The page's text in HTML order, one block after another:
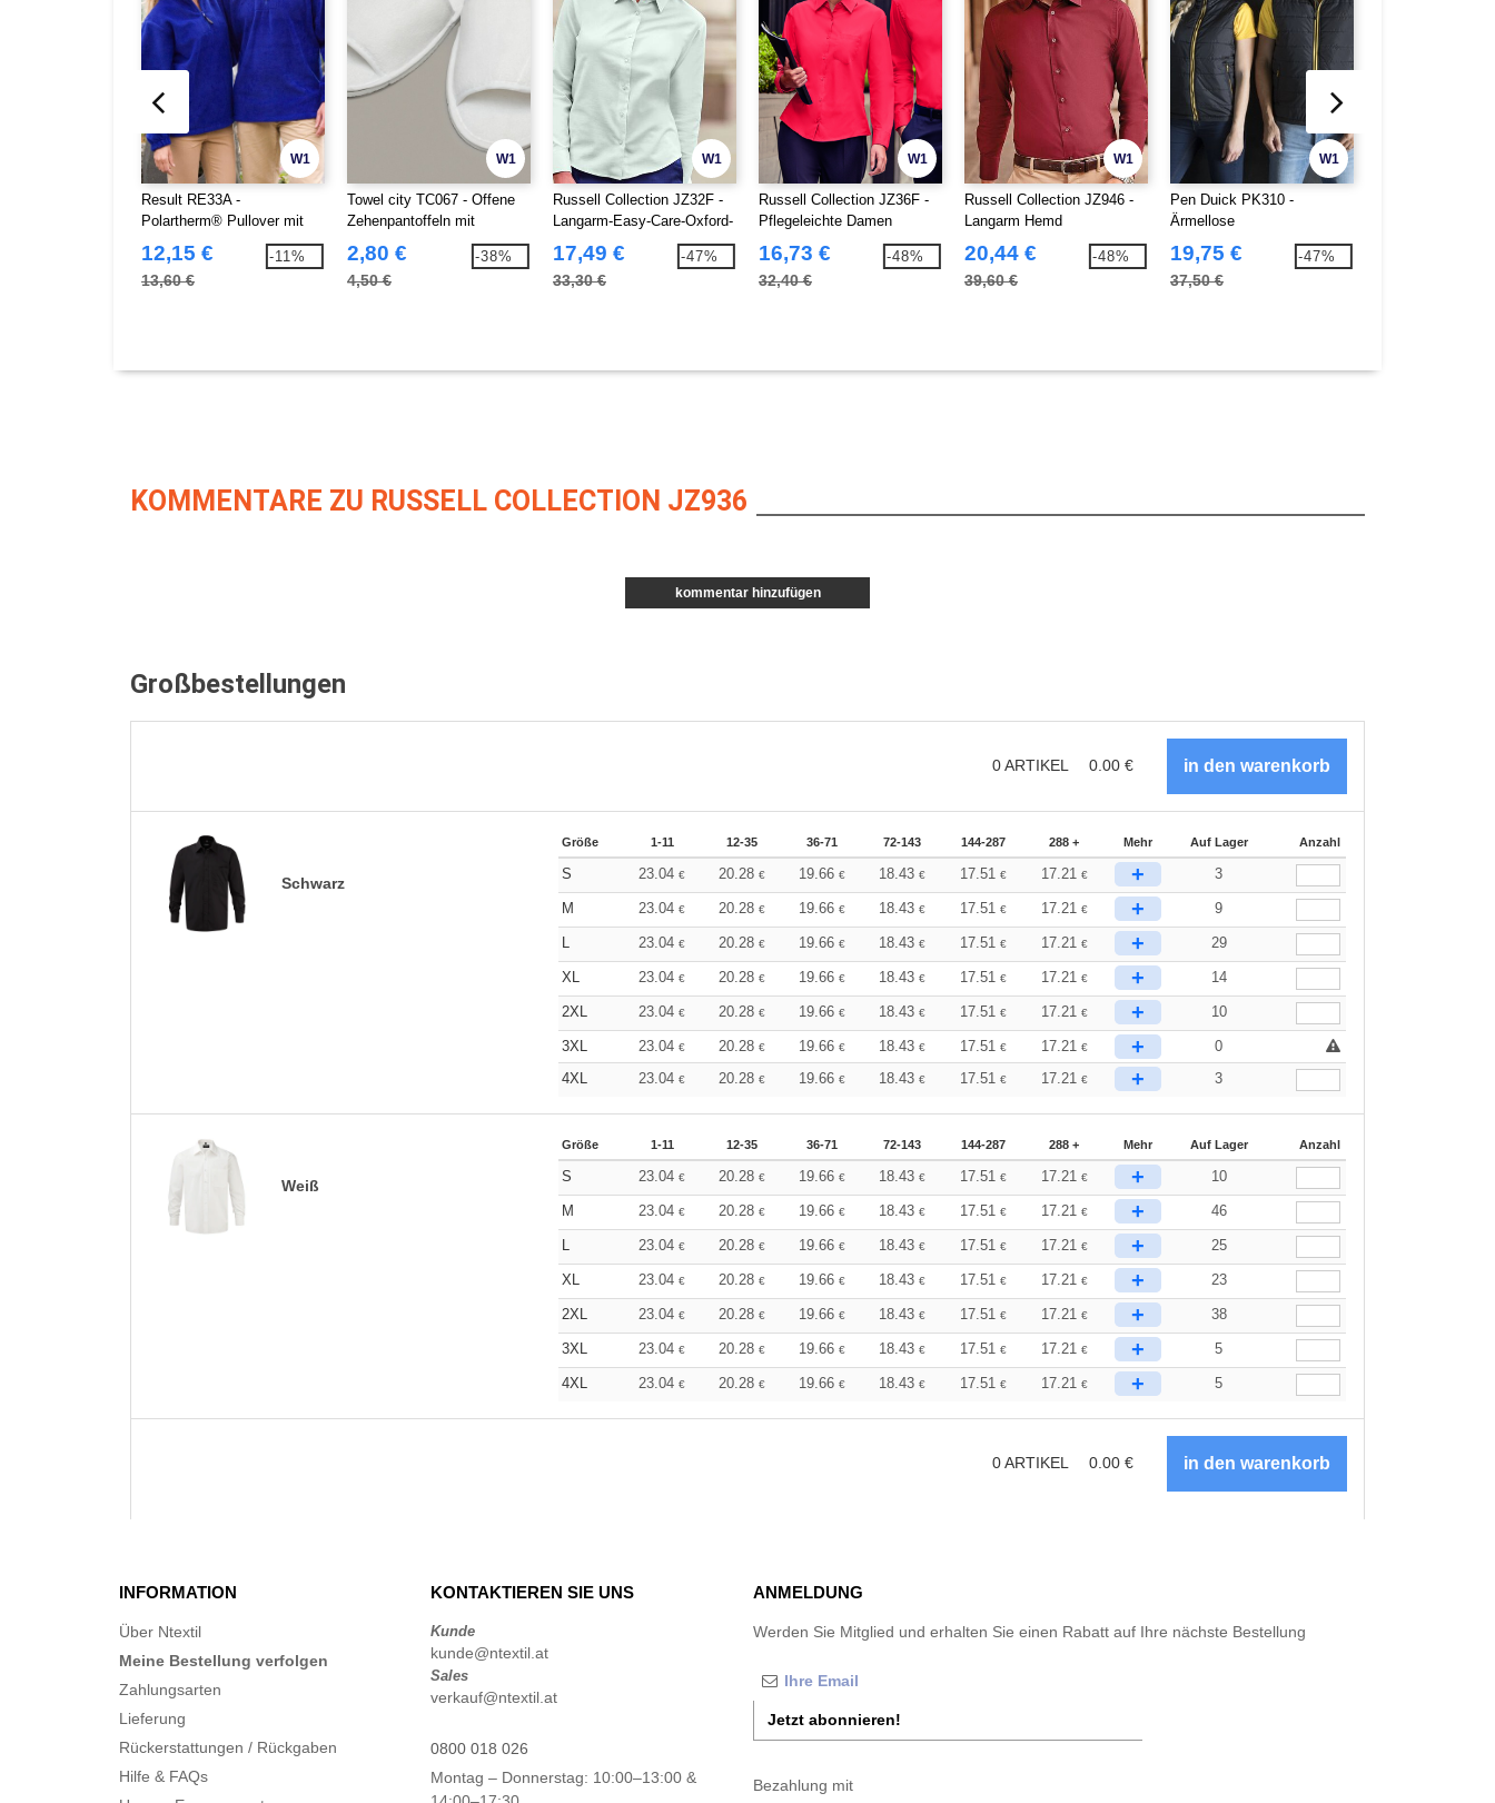
W1
Result RE33A -
Polartherm® Pullover mit
12,15 €
13,60 €
-11%
W1
Towel city TC067 - Offene
Zehenpantoffeln mit
Klettverschlussriemen
2,80 €
4,50 €
-38%
W1
Russell Collection JZ32F -
Langarm-Easy-Care-Oxford-
17,49 €
33,30 €
-47%
W1
Russell Collection JZ36F -
Pflegeleichte Damen
Langarm Bluse aus
Baumwolle
16,73 €
32,40 €
-48%
W1
Russell Collection JZ946 -
Langarm Hemd
20,44 €
39,60 €
-48%
W1
Pen Duick PK310 -
Ärmellose
Wasserabweisende und
Winddichte Daunenjacke für
Herren
19,75 €
37,50 €
-47%
KOMMENTARE ZU RUSSELL COLLECTION JZ936
kommentar hinzufügen
Großbestellungen
0ARTIKEL 0.00 €
Schwarz
Größe 1-11 12-35 36-71 72-143 144-287 288 + Mehr Auf Lager Anzahl
S 23.04€ 20.28€ 19.66€ 18.43€ 17.51 € 17.21 € + 3
M 23.04€ 20.28€ 19.66€ 18.43€ 17.51 € 17.21 € + 9
L 23.04€ 20.28€ 19.66€ 18.43€ 17.51 € 17.21 € + 29
XL 23.04€ 20.28€ 19.66€ 18.43€ 17.51 € 17.21 € + 14
2XL 23.04€ 20.28€ 19.66€ 18.43€ 17.51 € 17.21 € + 10
3XL 23.04€ 20.28€ 19.66€ 18.43€ 17.51 € 17.21 € +
0
4XL
23.04€ 20.28€ 19.66€ 18.43€ 17.51 € 17.21 € + 3
Weiß
Größe 1-11 12-35 36-71 72-143 144-287 288 + Mehr Auf Lager Anzahl
S 23.04€ 20.28€ 19.66€ 18.43€ 17.51 € 17.21 € + 10
M 23.04€ 20.28€ 19.66€ 18.43€ 17.51 € 17.21 € + 46
L 23.04€ 20.28€ 19.66€ 18.43€ 17.51 € 17.21 € + 25
XL 23.04€ 20.28€ 19.66€ 18.43€ 17.51 € 17.21 € + 23
2XL 23.04€ 20.28€ 19.66€ 18.43€ 17.51 € 17.21 € + 38
3XL 23.04€ 20.28€ 19.66€ 18.43€ 17.51 € 17.21 € + 5
4XL 23.04€ 20.28€ 19.66€ 18.43€ 17.51 € 17.21 € + 5
0ARTIKEL 0.00 €
INFORMATION
Über Ntextil
Meine Bestellung verfolgen
Zahlungsarten
Lieferung
Rückerstattungen / Rückgaben
Hilfe & FAQs
KONTAKTIEREN SIE UNS
Kunde
kunde@ntextil.at
Sales
verkauf@ntextil.at
0800 018 026
Montag – Donnerstag: 10:00–13:00 &
ANMELDUNG
Werden Sie Mitglied und erhalten Sie einen Rabatt auf Ihre nächste Bestellung
Jetzt abonnieren!
Bezahlung mit